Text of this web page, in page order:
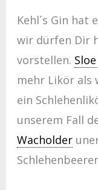
Kehl´s Gin hat
wir dürfen Dir
vorstellen.
mehr Likör als
ein
unserem Fall
Wacholder